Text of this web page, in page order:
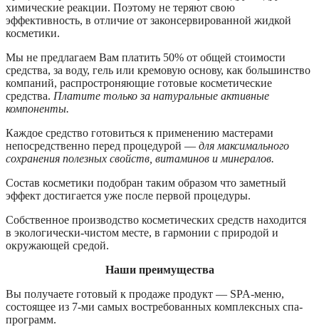
химические реакции. Поэтому не теряют свою
эффективность, в отличие от законсервированной жидкой
косметики.
Мы не предлагаем Вам платить 50% от общей стоимости
средства, за воду, гель или кремовую основу, как большинство
компаний, распростроняющие готовые косметические
средства. Платите только за натуральные активные
компоненты.
Каждое средство готовиться к применению мастерами
непосредственно перед процедурой — для максимального
сохранения полезных свойств, витаминов и минералов.
Состав косметики подобран таким образом что заметный
эффект достигается уже после первой процедуры.
Собственное производство косметических средств находится
в экологически-чистом месте, в гармонии с природой и
окружающей средой.
Наши преимущества
Вы получаете готовый к продаже продукт — SPA-меню,
состоящее из 7-ми самых востребованных комплексных спа-
программ.